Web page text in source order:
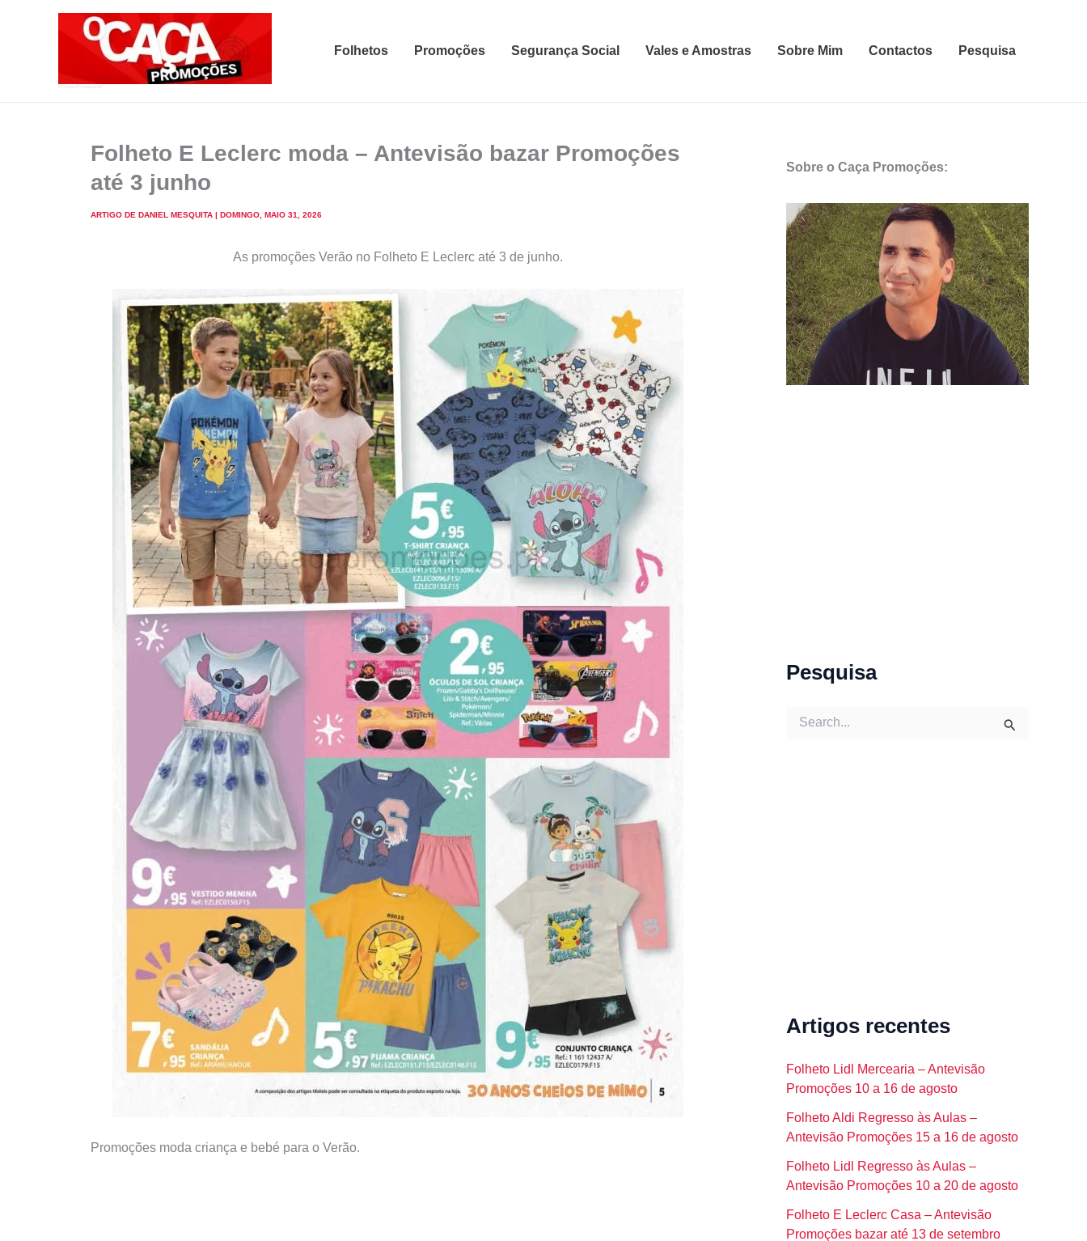
Folhetos Promoções Segurança Social Vales e Amostras Sobre Mim Contactos Pesquisa
Folheto E Leclerc moda – Antevisão bazar Promoções
até 3 junho
ARTIGO DE DANIEL MESQUITA | DOMINGO, MAIO 31, 2026
As promoções Verão no Folheto E Leclerc até 3 de junho.
Promoções moda criança e bebé para o Verão.
Sobre o Caça Promoções:
Pesquisa
Artigos recentes
Folheto Lidl Mercearia – Antevisão
Promoções 10 a 16 de agosto
Folheto Aldi Regresso às Aulas –
Antevisão Promoções 15 a 16 de agosto
Folheto Lidl Regresso às Aulas –
Antevisão Promoções 10 a 20 de agosto
Folheto E Leclerc Casa – Antevisão
Promoções bazar até 13 de setembro